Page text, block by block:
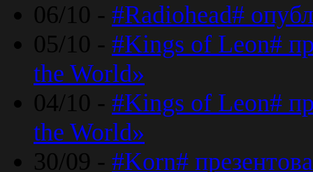
06/10 - #Radiohead#
05/10 - #Kings of Leon#
the World»
04/10 - #Kings of Leon#
the World»
30/09 - #Korn#